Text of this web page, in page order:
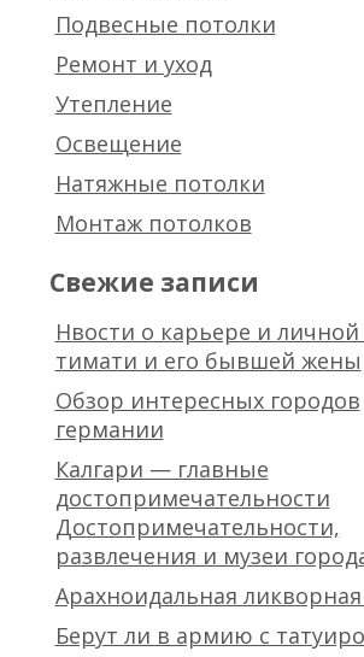
Подвесные потолки
Ремонт и уход
Утепление
Освещение
Натяжные потолки
Монтаж потолков
Свежие записи
Нвости о карьере и
тимати и его бывшей жены
Обзор интересных городов
германии
Калгари — главные
достопримечательности
Достопримечательности,
развлечения и музеи
Арахноидальная ликворная
Берут ли в армию с